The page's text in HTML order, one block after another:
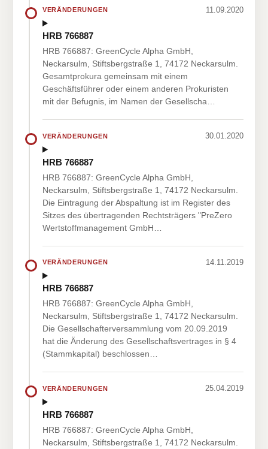
VERÄNDERUNGEN 11.09.2020
HRB 766887
HRB 766887: GreenCycle Alpha GmbH,
Neckarsulm, Stiftsbergstraße 1, 74172 Neckarsulm.
Gesamtprokura gemeinsam mit einem
Geschäftsführer oder einem anderen Prokuristen
mit der Befugnis, im Namen der Gesellscha…
VERÄNDERUNGEN 30.01.2020
HRB 766887
HRB 766887: GreenCycle Alpha GmbH,
Neckarsulm, Stiftsbergstraße 1, 74172 Neckarsulm.
Die Eintragung der Abspaltung ist im Register des
Sitzes des übertragenden Rechtsträgers "PreZero
Wertstoffmanagement GmbH…
VERÄNDERUNGEN 14.11.2019
HRB 766887
HRB 766887: GreenCycle Alpha GmbH,
Neckarsulm, Stiftsbergstraße 1, 74172 Neckarsulm.
Die Gesellschafterversammlung vom 20.09.2019
hat die Änderung des Gesellschaftsvertrages in § 4
(Stammkapital) beschlossen…
VERÄNDERUNGEN 25.04.2019
HRB 766887
HRB 766887: GreenCycle Alpha GmbH,
Neckarsulm, Stiftsbergstraße 1, 74172 Neckarsulm.